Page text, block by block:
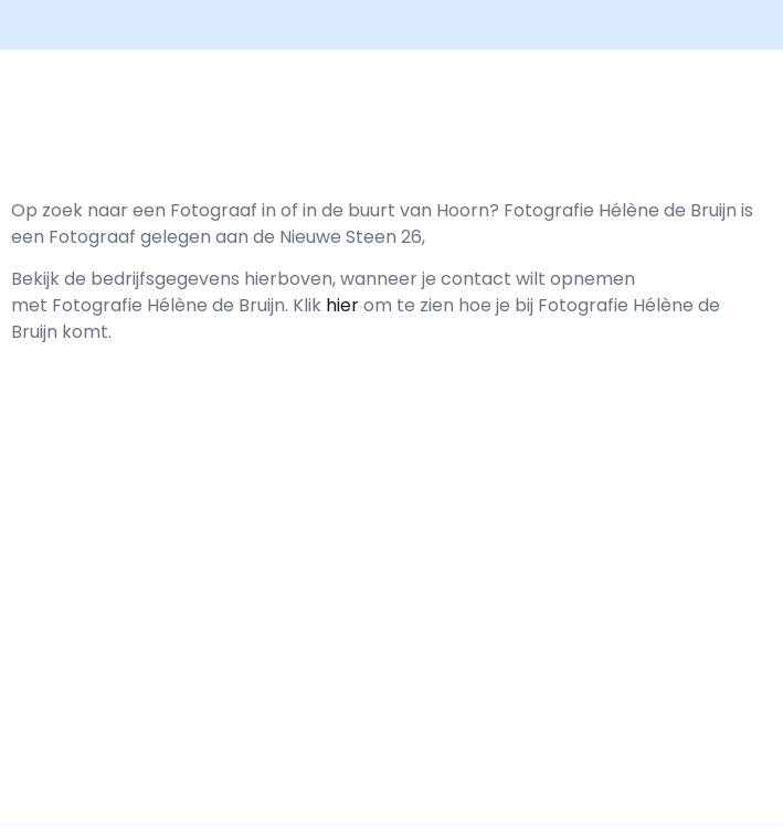
Op zoek naar een Fotograaf in of in de buurt van Hoorn? Fotografie Hélène de Bruijn is
een Fotograaf gelegen aan de Nieuwe Steen 26,
Bekijk de bedrijfsgegevens hierboven, wanneer je contact wilt opnemen
met Fotografie Hélène de Bruijn. Klik hierom te zien hoe je bij Fotografie Hélène de
Bruijn komt.